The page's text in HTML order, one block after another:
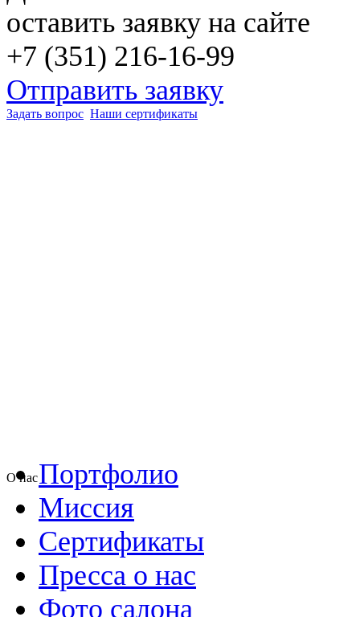
оставить заявку на сайте
+7 (351) 216-16-99
Отправить заявку
Задать вопрос Наши сертификаты
О насПортфолио
Миссия
Сертификаты
Пресса о нас
Фото салона